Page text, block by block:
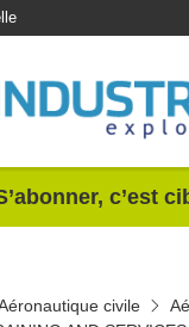
c’est
civile